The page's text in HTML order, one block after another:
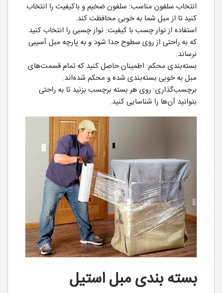
انتخاب سلفون مناسب: سلفون ضخیم و باکیفیت را انتخاب
کنید تا از مبل شما به خوبی محافظت کند.
استفاده از نوار چسب با کیفیت: نوار چسبی را انتخاب کنید
که به راحتی از روی سطوح جدا شود و به پارچه مبل آسیبی
نرساند.
بسته‌بندی محکم: اطمینان حاصل کنید که تمام قسمت‌های
مبل به خوبی بسته‌بندی شده و محکم شده‌اند.
برچسب‌گذاری: روی هر بسته برچسب بزنید تا به راحتی
بتوانید آن‌ها را شناسایی کنید.
بسته بندی مبل استیل